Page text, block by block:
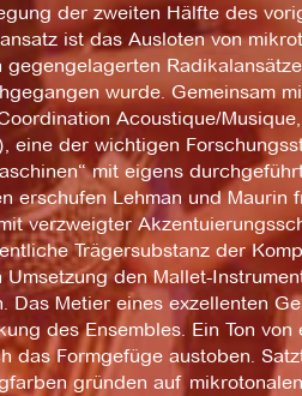
der zweiten Hälfte des
ist das Ausloten von
gegengelagerten
wurde. Gemeinsam
Acoustique/
eine der wichtigen
mit eigens
erschufen Lehman und
verzweigter
Trägersubstanz der
den Mallet-
Das Metier eines exzellenten
des Ensembles. Ein Ton
das Formgefüge austoben.
gründen auf